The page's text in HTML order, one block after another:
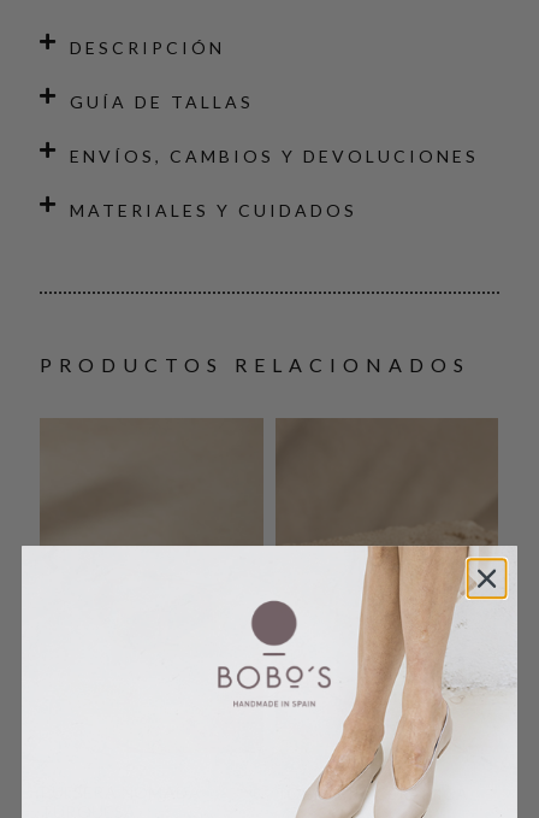
DESCRIPCIÓN
GUÍA DE TALLAS
ENVÍOS, CAMBIOS Y DEVOLUCIONES
MATERIALES Y CUIDADOS
PRODUCTOS RELACIONADOS
TOBILLERA CERÁMICA